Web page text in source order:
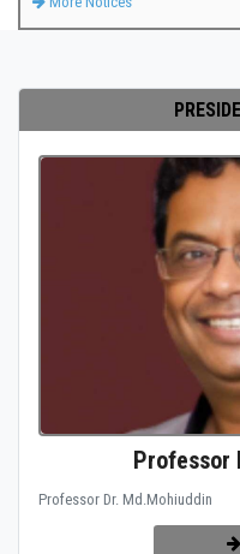
Professor
Professor Dr. Md.Mohiuddin